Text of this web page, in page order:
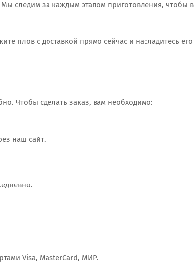
следим за каждым этапом приготовления, чтобы в
плов с доставкой прямо сейчас и насладитесь его
Чтобы сделать заказ, вам необходимо:
наш сайт.
Visa, MasterCard, МИР.